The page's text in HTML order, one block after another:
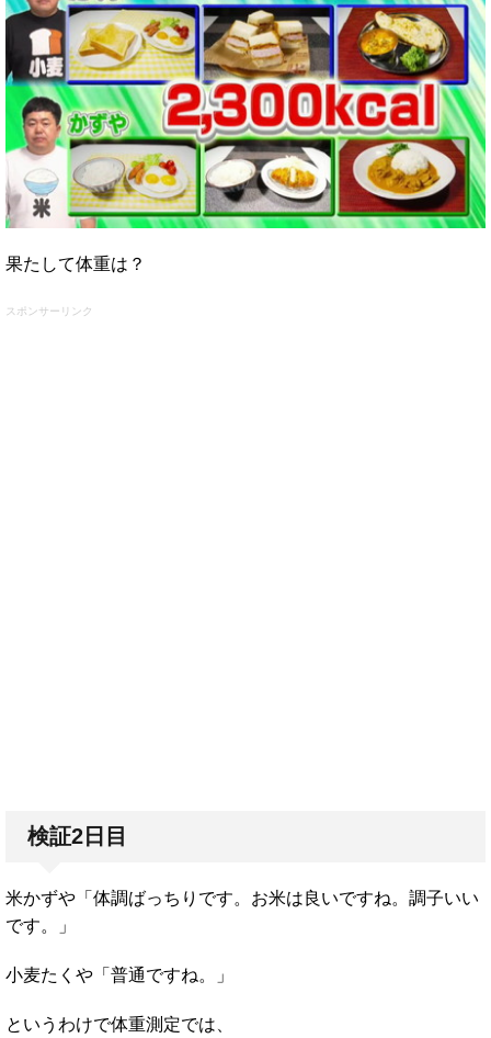
果たして体重は？
スポンサーリンク
検証2日目
米かずや「体調ばっちりです。お米は良いですね。調子いい
です。」
小麦たくや「普通ですね。」
というわけで体重測定では、